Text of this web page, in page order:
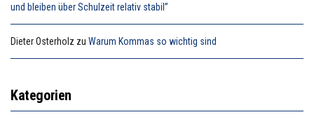
und bleiben über Schulzeit relativ stabil”
Dieter Osterholz zu Warum Kommas so wichtig sind
Kategorien